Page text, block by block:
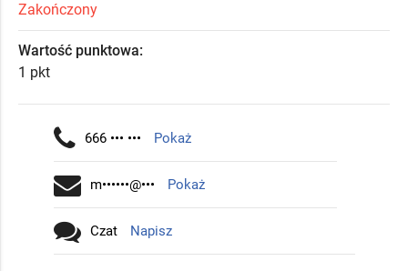
Zakończony
Wartość punktowa:
1 pkt
666 ••• ••• Pokaż
m••••••@••• Pokaż
Czat Napisz